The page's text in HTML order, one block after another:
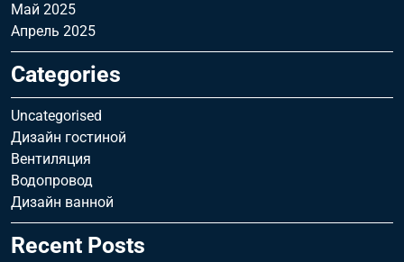
Май 2025
Апрель 2025
Categories
Uncategorised
Дизайн гостиной
Вентиляция
Водопровод
Дизайн ванной
Recent Posts